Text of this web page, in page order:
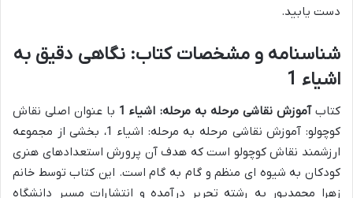
دست یابید.
شناسنامه و مشخصات کتاب: نگاهی دقیق به
اشیاء 1
کتابآموزش نقاشی مرحله به مرحله: اشیاء 1
با عنوان اصلی نقاش
کوچولو: آموزش نقاشی مرحله به مرحله: اشیاء 1، بخشی از مجموعه
ارزشمند نقاش کوچولو است که هدف آن پرورش استعدادهای هنری
کودکان به شیوه ای منظم و گام به گام است. این کتاب توسط خانم
زهرا محمدپور به رشته تحریر درآمده و انتشارات مسیر دانشگاه